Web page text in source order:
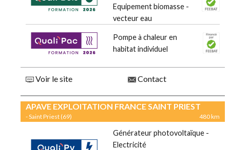
Equipement biomasse -
vecteur eau
Pompe à chaleur en
habitat individuel
Voir le site Contact
APAVE EXPLOITATION FRANCE SAINT PRIEST
- Saint Priest (69) 480 km
Générateur photovoltaïque -
Electricité